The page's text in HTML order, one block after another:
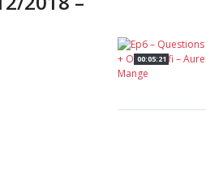
00:05:21